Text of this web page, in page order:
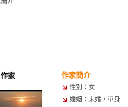
作家 作家簡介
性別：女
婚姻：未婚，單身